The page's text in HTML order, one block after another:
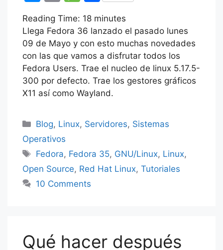
c
e
b
o
o
k
itt
er
at
s
A
p
p
k
e
dI
n
er
e
st a
m
e
s
s
e
n
g
m
ai
l
e
s
s
a
g
e
o
m
p
ar
tir
Reading Time: 18 minutes
Llega Fedora 36 lanzado el pasado lunes
09 de Mayo y con esto muchas novedades
con las que vamos a disfrutar todos los
Fedora Users. Trae el nucleo de linux 5.17.5-
300 por defecto. Trae los gestores gráficos
X11 así como Wayland.
Categorías
Blog, Linux, Servidores, Sistemas
Operativos
Etiquetas
Fedora, Fedora 35, GNU/Linux, Linux,
Open Source, Red Hat Linux, Tutoriales
10 Comments
Qué hacer después